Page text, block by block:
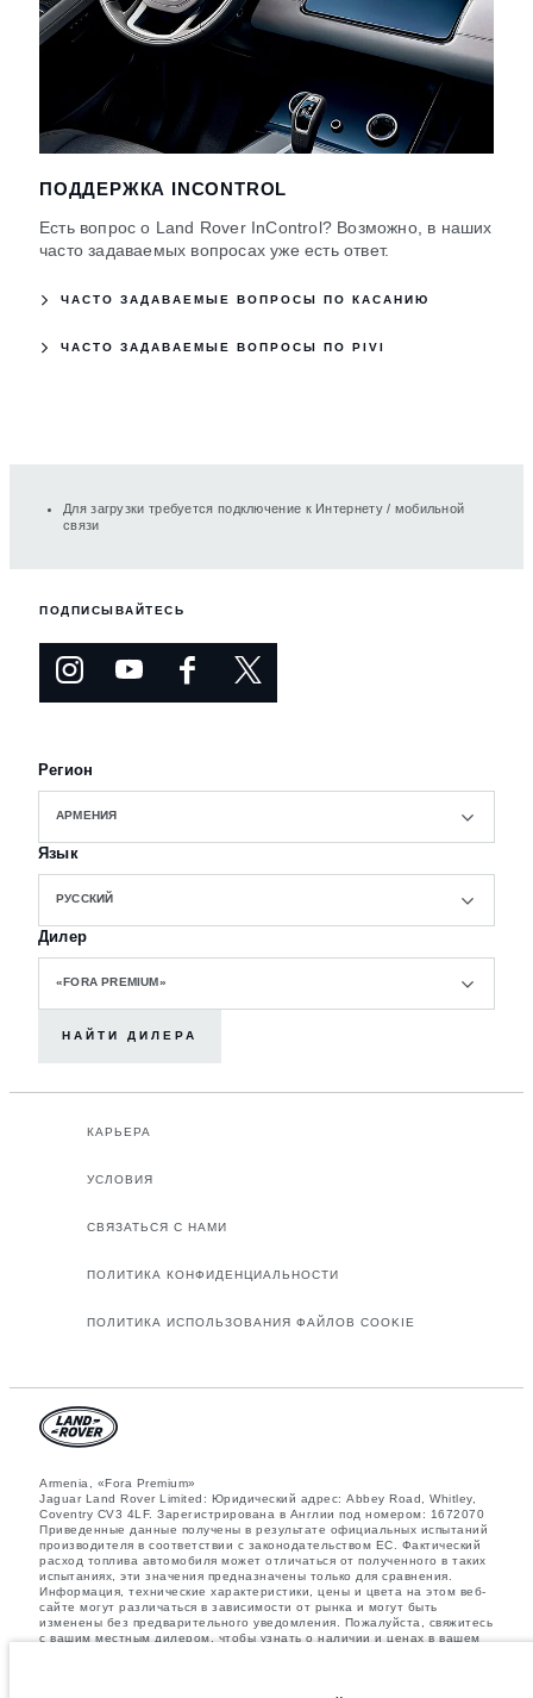
ПОДДЕРЖКА INCONTROL
Есть вопрос о Land Rover InControl? Возможно, в наших
часто задаваемых вопросах уже есть ответ.
ЧАСТО ЗАДАВАЕМЫЕ ВОПРОСЫ ПО КАСАНИЮ
ЧАСТО ЗАДАВАЕМЫЕ ВОПРОСЫ ПО PIVI
Для загрузки требуется подключение к Интернету / мобильной
связи
ПОДПИСЫВАЙТЕСЬ
Регион
АРМЕНИЯ
Язык
РУССКИЙ
Дилер
«FORA PREMIUM»
НАЙТИ ДИЛЕРА
КАРЬЕРА
УСЛОВИЯ
СВЯЗАТЬСЯ С НАМИ
ПОЛИТИКА КОНФИДЕНЦИАЛЬНОСТИ
ПОЛИТИКА ИСПОЛЬЗОВАНИЯ ФАЙЛОВ COOKIE
Armenia, «Fora Premium»
Jaguar Land Rover Limited: Юридический адрес: Abbey Road, Whitley,
Coventry CV3 4LF. Зарегистрирована в Англии под номером: 1672070
Приведенные данные получены в результате официальных испытаний
производителя в соответствии с законодательством ЕС. Фактический
расход топлива автомобиля может отличаться от полученного в таких
испытаниях, эти значения предназначены только для сравнения.
Информация, технические характеристики, цены и цвета на этом веб-
сайте могут различаться в зависимости от рынка и могут быть
изменены без предварительного уведомления. Пожалуйста, свяжитесь
с вашим местным дилером, чтобы узнать о наличии и ценах в вашем